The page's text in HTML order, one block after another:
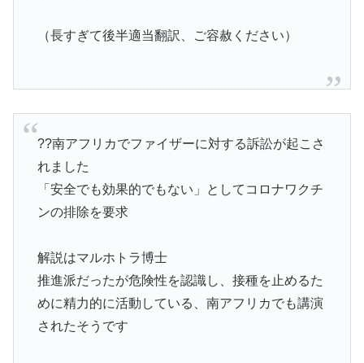
（長すぎて後半適当翻訳、ご容赦ください）
??南アフリカでファイザーに対する訴訟が起こさ
れました
「安全でも効果的でもない」としてコロナワクチ
ンの排除を要求
解説はマルホトラ博士
推進派だったが危険性を認識し、接種を止めるた
めに精力的に活動している、南アフリカでも講演
されたそうです